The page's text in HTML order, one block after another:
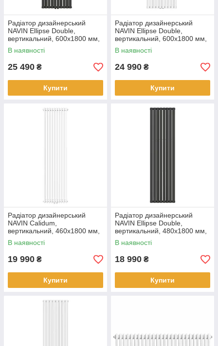
Радіатор дизайнерський
NAVIN Ellipse Double,
вертикальний, 600x1800 мм,
1915 Вт, нижнє підключення
50 мм, чорний муар
В наявності
25 490 ₴
Купити
Радіатор дизайнерський
NAVIN Ellipse Double,
вертикальний, 600x1800 мм,
1915 Вт, нижнє підключення
50 мм, білий
В наявності
24 990 ₴
Купити
Радіатор дизайнерський
NAVIN Calidum,
вертикальний, 460x1800 мм,
1657 Вт, нижнє підключення
50 мм, білий
В наявності
19 990 ₴
Купити
Радіатор дизайнерський
NAVIN Ellipse Double,
вертикальний, 480x1800 мм,
1532 Вт, бічне підключення,
чорний муар
В наявності
18 990 ₴
Купити